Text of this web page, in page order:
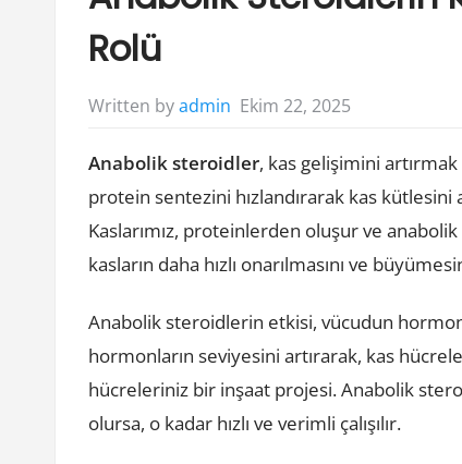
Rolü
Written byadmin Ekim 22, 2025
Anabolik steroidler, kas gelişimini
protein sentezini hızlandırarak kas
Kaslarımız, proteinlerden oluşur ve
kasların daha hızlı onarılmasını ve
Anabolik steroidlerin etkisi, vücudun
hormonların seviyesini artırarak, kas
hücreleriniz bir inşaat projesi. Anabolik
olursa, o kadar hızlı ve verimli çalışılır.